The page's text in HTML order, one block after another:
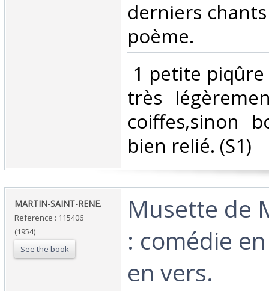
derniers
poème.‎
1 petite
très
coiffes,sinon
bien relié. (S1) ‎
‎MARTIN-SAINT-RENE.‎
Reference : 115406
(1954)
See the book
‎Musette de
: comédie
en vers.‎